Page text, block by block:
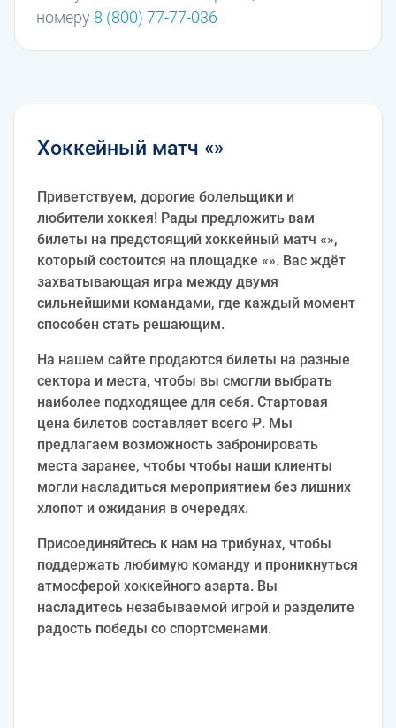
номеру 8 (800) 77-77-036
Хоккейный матч «»
Приветствуем, дорогие болельщики и
любители хоккея! Рады предложить вам
билеты на предстоящий хоккейный матч «»,
который состоится на площадке «». Вас ждёт
захватывающая игра между двумя
сильнейшими командами, где каждый момент
способен стать решающим.
На нашем сайте продаются билеты на разные
сектора и места, чтобы вы смогли выбрать
наиболее подходящее для себя. Стартовая
цена билетов составляет всего ₽. Мы
предлагаем возможность забронировать
места заранее, чтобы чтобы наши клиенты
могли насладиться мероприятием без лишних
хлопот и ожидания в очередях.
Присоединяйтесь к нам на трибунах, чтобы
поддержать любимую команду и проникнуться
атмосферой хоккейного азарта. Вы
насладитесь незабываемой игрой и разделите
радость победы со спортсменами.